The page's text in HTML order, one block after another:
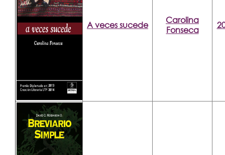
A veces sucede
Carolina
Fonseca